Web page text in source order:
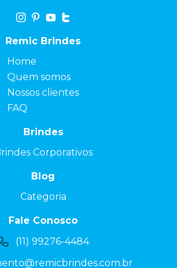
Remic Brindes
Home
Quem somos
Nossos clientes
FAQ
Brindes
Corporativos
Blog
Categoria
Fale Conosco
(11) 99276-4484